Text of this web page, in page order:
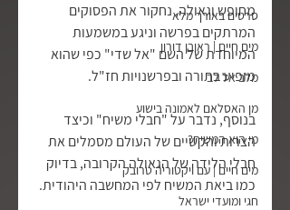
סרטים באורך מלא
מים חיים | ראובן דורון
מלב אל לב
מן האסלאם לאמונה בישוע
מי הוא המשיח?
מים חיים | עם ויקטוריה טרובק
חגי ומועדי ישראל
מחופש וגאולה. נחקור את הפסוקים
המרתקים בפרשה וניגע במשמעות
המיוחדת של השם "אל שדי" כפי שהוא
מופיע בתורה ובפרשנויות חז"ל.
בנוסף, נדבר על "חבלי משיח" וכיצד
הצרות והקשיים של העולם מסמלים את
חבלי הלידה של הגאולה הקרובה, בדיוק
כמו ביאת המשיח לפי המחשבה היהודית.